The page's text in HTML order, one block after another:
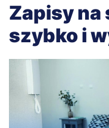
Zapisy na
szybko i